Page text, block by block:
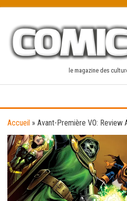
content
le magazine des
Accueil » Avant-Première VO: Review